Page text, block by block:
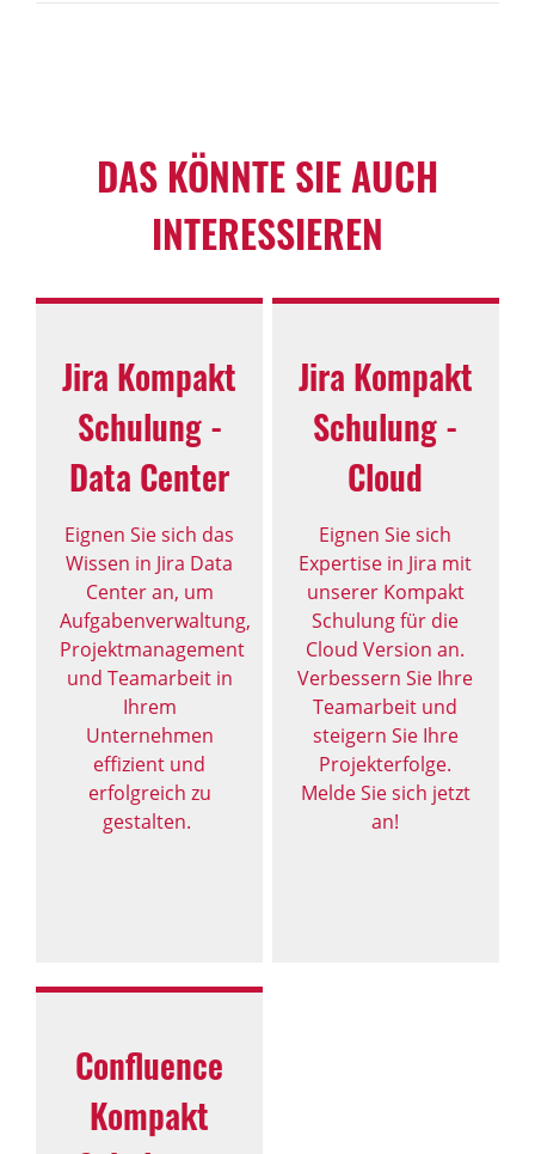
DAS KÖNNTE SIE AUCH
INTERESSIEREN
Jira Kompakt
Schulung -
Data Center
Eignen Sie sich das
Wissen in Jira Data
Center an, um
Aufgabenverwaltung,
Projektmanagement
und Teamarbeit in
Ihrem
Unternehmen
effizient und
erfolgreich zu
gestalten.
Jira Kompakt
Schulung -
Cloud
Eignen Sie sich
Expertise in Jira mit
unserer Kompakt
Schulung für die
Cloud Version an.
Verbessern Sie Ihre
Teamarbeit und
steigern Sie Ihre
Projekterfolge.
Melde Sie sich jetzt
an!
Confluence
Kompakt